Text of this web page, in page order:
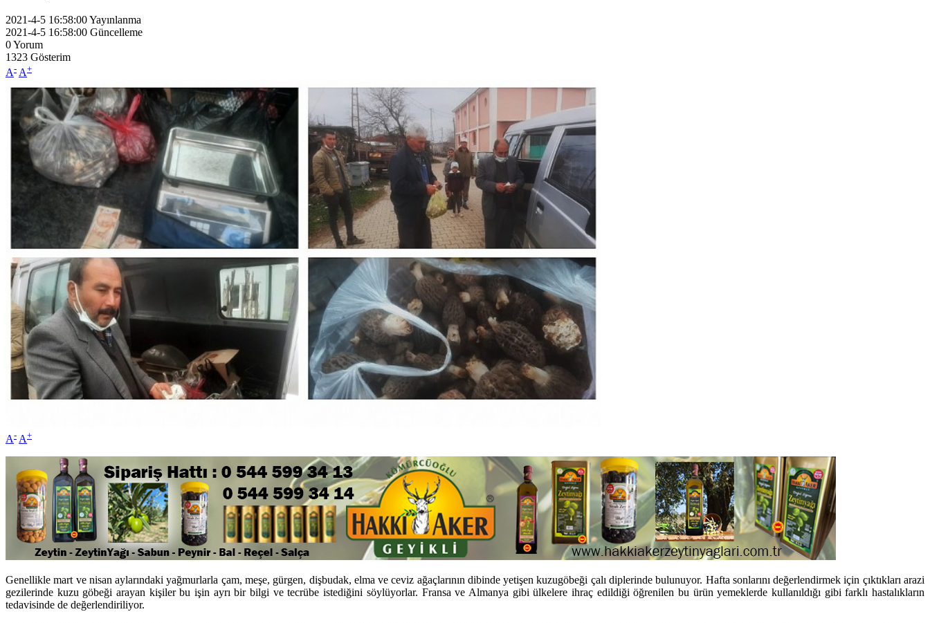
2021-4-5 16:58:00Yayınlanma
2021-4-5 16:58:00 Güncelleme
0Yorum
1323 Gösterim
A- A+
A- A+
Genellikle mart ve nisan aylarındaki yağmurlarla çam, meşe, gürgen, dişbudak, elma ve ceviz ağaçlarının dibinde yetişen kuzugöbeği çalı diplerinde bulunuyor. Hafta sonlarını değerlendirmek için çıktıkları arazi
gezilerinde kuzu göbeği arayan kişiler bu işin ayrı bir bilgi ve tecrübe istediğini söylüyorlar. Fransa ve Almanya gibi ülkelere ihraç edildiği öğrenilen bu ürün yemeklerde kullanıldığı gibi farklı hastalıkların
tedavisinde de değerlendiriliyor.